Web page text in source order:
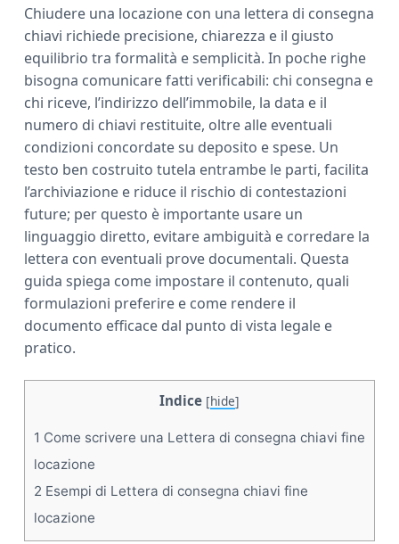
i
n
e
Chiudere una locazione con una lettera di consegna
chiavi richiede precisione, chiarezza e il giusto
equilibrio tra formalità e semplicità. In poche righe
bisogna comunicare fatti verificabili: chi consegna e
chi riceve, l’indirizzo dell’immobile, la data e il
numero di chiavi restituite, oltre alle eventuali
condizioni concordate su deposito e spese. Un
testo ben costruito tutela entrambe le parti, facilita
l’archiviazione e riduce il rischio di contestazioni
future; per questo è importante usare un
linguaggio diretto, evitare ambiguità e corredare la
lettera con eventuali prove documentali. Questa
guida spiega come impostare il contenuto, quali
formulazioni preferire e come rendere il
documento efficace dal punto di vista legale e
pratico.
Indice [hide]
1 Come scrivere una Lettera di consegna chiavi fine
locazione​
2 Esempi di Lettera di consegna chiavi fine
locazione​